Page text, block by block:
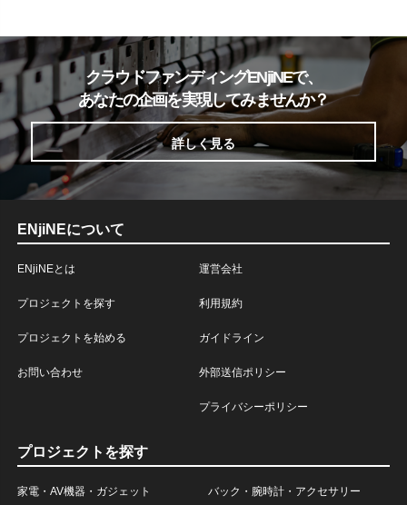
クラウドファンディングENjiNEで、
あなたの企画を実現してみませんか？
詳しく見る
ENjiNEについて
ENjiNEとは
プロジェクトを探す
プロジェクトを始める
お問い合わせ
運営会社
利用規約
ガイドライン
外部送信ポリシー
プライバシーポリシー
プロジェクトを探す
家電・AV機器・ガジェット バック・腕時計・アクセサリー